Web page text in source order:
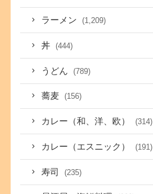
ラーメン (1,209)
丼 (444)
うどん (789)
蕎麦 (156)
カレー（和、洋、欧） (314)
カレー（エスニック） (191)
寿司 (235)